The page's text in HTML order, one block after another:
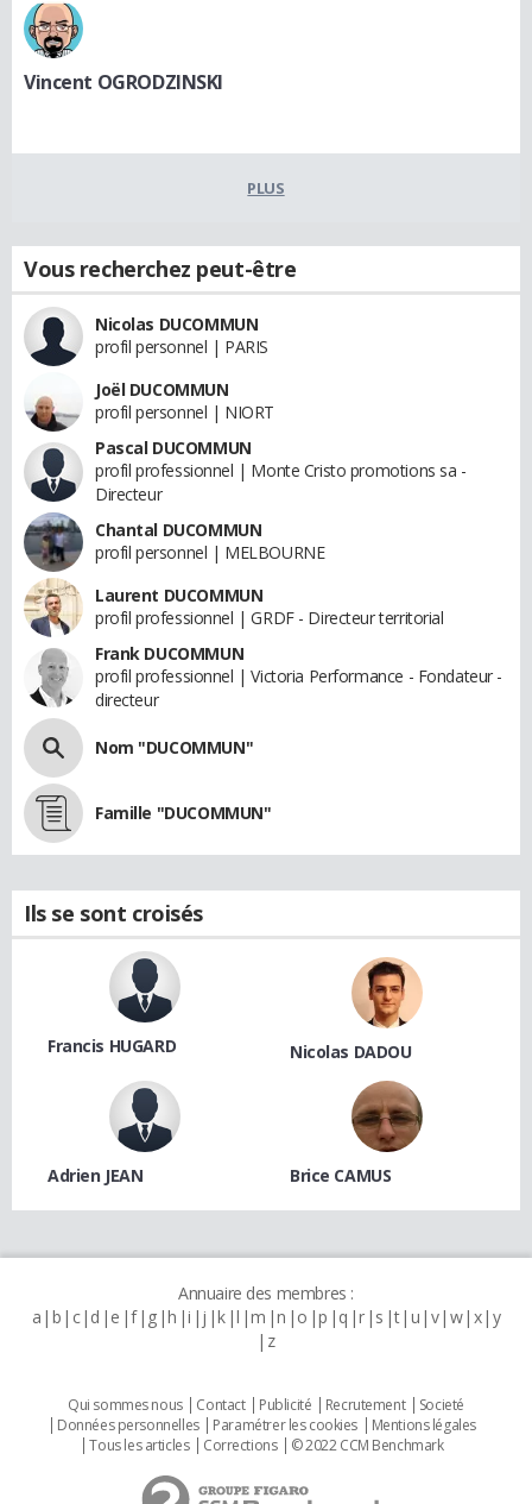
Vincent OGRODZINSKI
PLUS
Vous recherchez peut-être
Nicolas DUCOMMUN
profil personnel | PARIS
Joël DUCOMMUN
profil personnel | NIORT
Pascal DUCOMMUN
profil professionnel | Monte Cristo promotions sa -
Directeur
Chantal DUCOMMUN
profil personnel | MELBOURNE
Laurent DUCOMMUN
profil professionnel | GRDF - Directeur territorial
Frank DUCOMMUN
profil professionnel | Victoria Performance - Fondateur -
directeur
Nom "DUCOMMUN"
Famille "DUCOMMUN"
Ils se sont croisés
Francis HUGARD Nicolas DADOU
Adrien JEAN Brice CAMUS
Annuaire des membres :
a b c d e f g h i j k l m n o p q r s t u v w x y
z
Qui sommes nous Contact Publicité Recrutement
Societé
Données personnelles
Paramétrer les cookies
Mentions légales
Tous les articles
Corrections © 2022 CCM Benchmark